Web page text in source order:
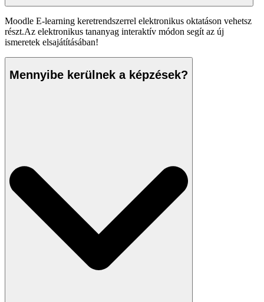
Moodle E-learning keretrendszerrel elektronikus oktatáson vehetsz
részt.Az elektronikus tananyag interaktív módon segít az új
ismeretek elsajátításában!
Mennyibe kerülnek a képzések?